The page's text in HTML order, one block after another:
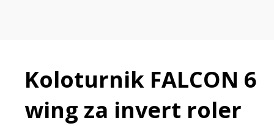
Koloturnik FALCON 6
wing za invert roler